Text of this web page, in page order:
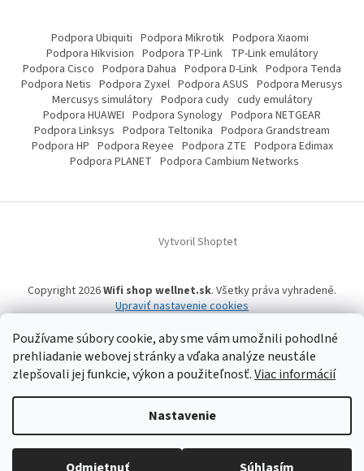
Používame súbory cookie, aby sme vám umožnili pohodlné
prehliadanie webovej stránky a vďaka analýze neustále
zlepšovali jej funkcie, výkon a použiteľnosť.Viac informácií
Nastavenie
Podpora Ubiquiti Podpora Mikrotik Podpora Xiaomi
Podpora Hikvision Podpora TP-Link TP-Link emulátory
Podpora Cisco Podpora Dahua Podpora D-Link Podpora Tenda
Podpora Netis Podpora Zyxel Podpora ASUS Podpora Merusys
Mercusys simulátory Podpora cudy cudy emulátory
Podpora HUAWEI Podpora Synology Podpora NETGEAR
Podpora Linksys Podpora Teltonika Podpora Grandstream
Podpora HP Podpora Reyee Podpora ZTE Podpora Edimax
Podpora PLANET Podpora Cambium Networks
Vytvoril Shoptet
Copyright 2026Wifi shop wellnet.sk. Všetky práva vyhradené.
Upraviť nastavenie cookies
Wifi shop wellnet.sk prevádzkuje spoločnosť WELLNET, s.r.o.,IČO: 36484610,
OR OS: Prešov odd. Sro 14019/P, IČ DPH: SK2020015206 | Tel:+421 905 269 141
| WhatsApp, Signal, Telegram: +421 905 269 141 | Informácie o produktoch a
a ich dostupnosti, tu uvádzané, pochádzajú od tretích strán, mohli
vzniknúť automatizovaným strojovým prekladom a neprešli jazykovou
úpravou. Spoločnosť WELLNET, s.r.o. preto nemôže niesť zodpovednosť za ich
úplnosť a aktuálnosť. | Registrované obchodné značky, vzory a názvy patria
ich vlastníkom. | © 2006-2026 WELLNET, s.r.o. Všetky práva vyhradené.